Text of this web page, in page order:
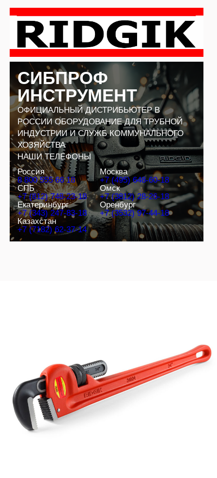
содержимому
СИБПРОФ
ИНСТРУМЕНТ
ОФИЦИАЛЬНЫЙ ДИСТРИБЬЮТЕР В
РОССИИ ОБОРУДОВАНИЕ ДЛЯ ТРУБНОЙ
ИНДУСТРИИ И СЛУЖБ КОММУНАЛЬНОГО
ХОЗЯЙСТВА
НАШИ ТЕЛЕФОНЫ
Россия
8 800 555 66 18
Москва
+7 (495) 648-60-18
СПБ
+7 (812) 748-23-18
Омск
+7 (3812) 28-26-18
Екатеринбург
+7 (343) 247-83-18
Оренбург
+7 (3532) 97-44-18
Казахстан
+7 (7182) 62-37-14